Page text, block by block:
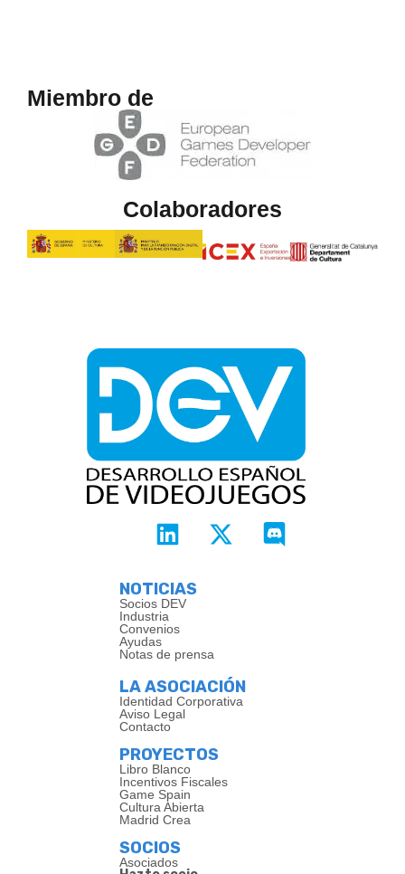
Miembro de
Colaboradores
NOTICIAS
Socios DEV
Industria
Convenios
Ayudas
Notas de prensa
LA ASOCIACIÓN
Identidad Corporativa
Aviso Legal
Contacto
PROYECTOS
Libro Blanco
Incentivos Fiscales
Game Spain
Cultura Abierta
Madrid Crea
SOCIOS
Asociados